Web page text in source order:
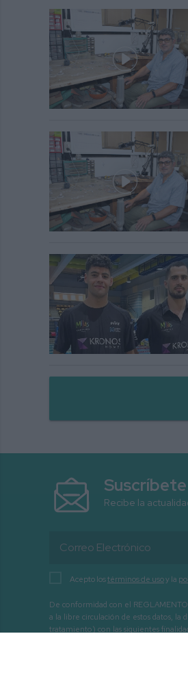
Recibe la
Acepto lostérminos de usoy la
De conformidad con el
a la libre circulación de estos datos, la
tratamiento) con las siguientes